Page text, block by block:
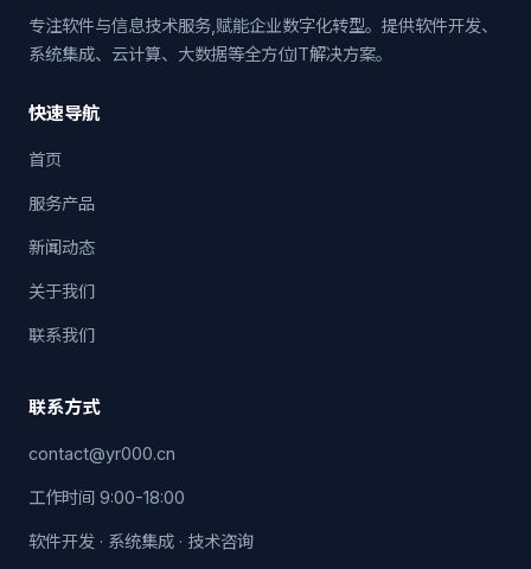
专注软件与信息技术服务,赋能企业数字化转型。提供软件开发、
系统集成、云计算、大数据等全方位IT解决方案。
快速导航
首页
服务产品
新闻动态
关于我们
联系我们
联系方式
contact@yr000.cn
工作时间 9:00-18:00
软件开发 · 系统集成 · 技术咨询